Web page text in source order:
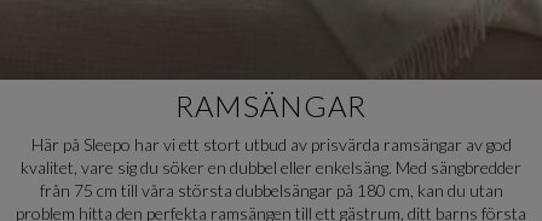
RAMSÄNGAR
Här på Sleepo har vi ett stort utbud av prisvärda ramsängar av god
kvalitet, vare sig du söker en dubbel eller enkelsäng. Med sängbredder
från 75 cm till våra största dubbelsängar på 180 cm, kan du utan
problem hitta den perfekta ramsängen till ett gästrum, ditt barns första